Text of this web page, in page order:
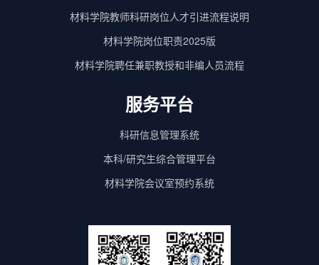
材料学院教师科研岗位人才引进流程说明
材料学院岗位职责2025版
材料学院聘任兼职教授和非编人员流程
服务平台
科研信息管理系统
本科/研究生综合管理平台
材料学院会议室预约系统